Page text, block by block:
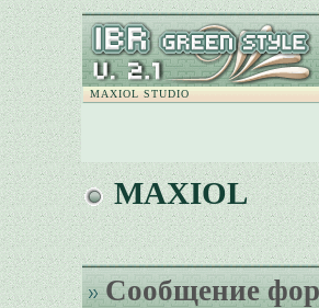
MAXIOL STUDIO
MAXIOL
Сообщение